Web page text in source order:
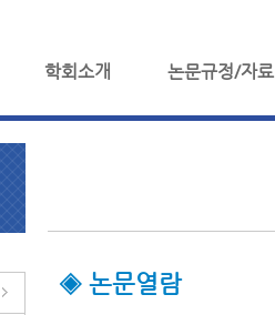
학회소개 논문규정/자료
◈ 논문열람